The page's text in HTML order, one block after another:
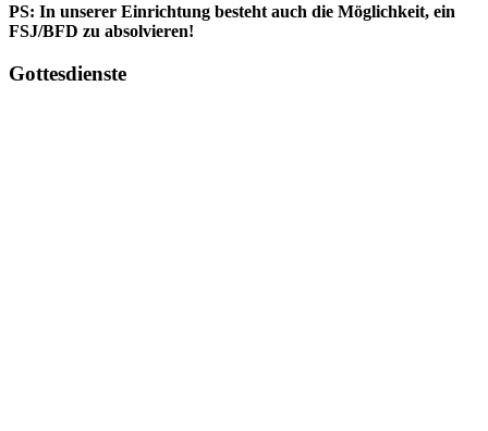
PS: In unserer Einrichtung besteht auch die Möglichkeit, ein
FSJ/BFD zu absolvieren!
Gottesdienste